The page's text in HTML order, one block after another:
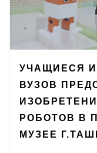
УЧАЩИЕСЯ
ВУЗОВ
РОБОТОВ В
МУЗЕЕ